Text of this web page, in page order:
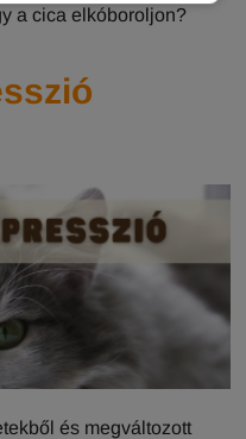
a cica elkóboroljon?
és megváltozott